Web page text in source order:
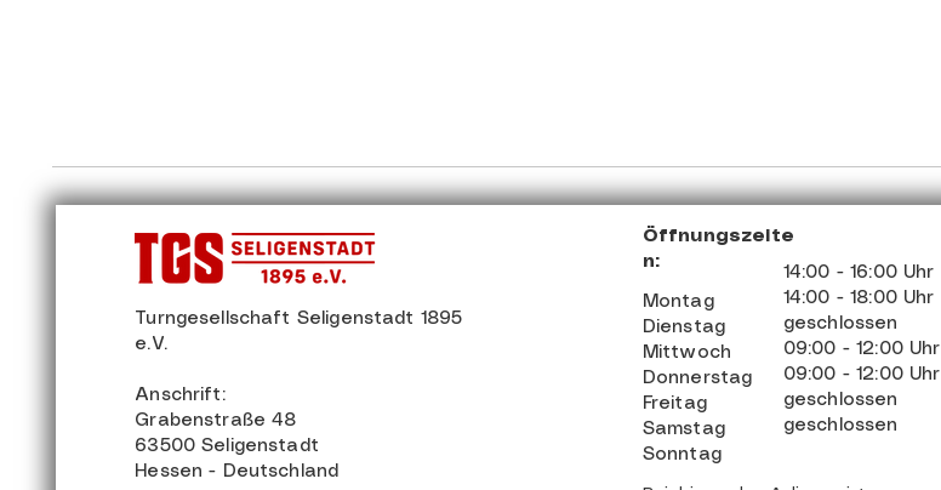
Turngesellschaft Seligenstadt 1895
e.V.
Anschrift:
Grabenstraße 48
63500 Seligenstadt
Hessen - Deutschland
Öffnungszeite
n:
Montag
Dienstag
Mittwoch
Donnerstag
Freitag
Samstag
Sonntag
14:00 - 16:00 Uhr
14:00 - 18:00 Uhr
geschlossen
09:00 - 12:00 Uhr
09:00 - 12:00 Uhr
geschlossen
geschlossen